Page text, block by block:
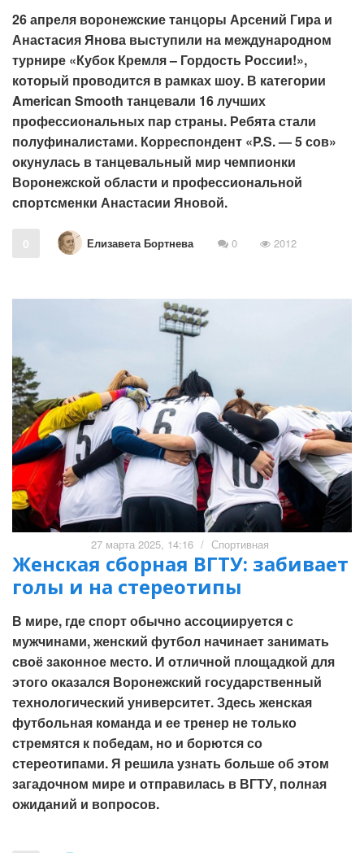
26 апреля воронежские танцоры Арсений Гира и
Анастасия Янова выступили на международном
турнире «Кубок Кремля – Гордость России!»,
который проводится в рамках шоу. В категории
American Smooth танцевали 16 лучших
профессиональных пар страны. Ребята стали
полуфиналистами. Корреспондент «P.S. — 5 сов»
окунулась в танцевальный мир чемпионки
Воронежской области и профессиональной
спортсменки Анастасии Яновой.
0 Елизавета Бортнева 0 2012
27 марта 2025, 14:16 / Спортивная
Женская сборная ВГТУ: забивает
голы и на стереотипы
В мире, где спорт обычно ассоциируется с
мужчинами, женский футбол начинает занимать
своё законное место. И отличной площадкой для
этого оказался Воронежский государственный
технологический университет. Здесь женская
футбольная команда и ее тренер не только
стремятся к победам, но и борются со
стереотипами. Я решила узнать больше об этом
загадочном мире и отправилась в ВГТУ, полная
ожиданий и вопросов.